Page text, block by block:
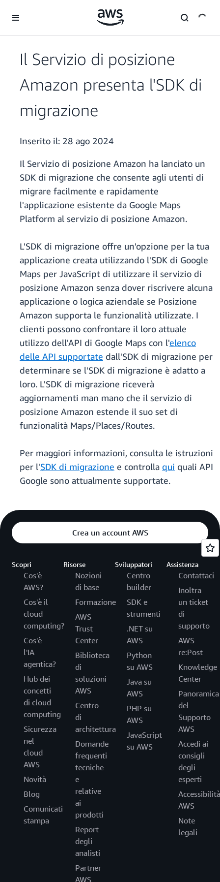
Il Servizio di posizione
Amazon presenta l'SDK di
migrazione
Inserito il: 28 ago 2024
Il Servizio di posizione Amazon ha lanciato un
SDK di migrazione che consente agli utenti di
migrare facilmente e rapidamente
l'applicazione esistente da Google Maps
Platform al servizio di posizione Amazon.
L'SDK di migrazione offre un'opzione per la tua
applicazione creata utilizzando l'SDK di Google
Maps per JavaScript di utilizzare il servizio di
posizione Amazon senza dover riscrivere alcuna
applicazione o logica aziendale se Posizione
Amazon supporta le funzionalità utilizzate. I
clienti possono confrontare il loro attuale
utilizzo dell'API di Google Maps con l'elenco
delle API supportate dall'SDK di migrazione per
determinare se l'SDK di migrazione è adatto a
loro. L'SDK di migrazione riceverà
aggiornamenti man mano che il servizio di
posizione Amazon estende il suo set di
funzionalità Maps/Places/Routes.
Per maggiori informazioni, consulta le istruzioni
per l'SDK di migrazione e controlla qui quali API
Google sono attualmente supportate.
Crea un account AWS
Scopri
Cos'è
AWS?
Cos'è il
cloud
computing?
Cos'è
l'IA
agentica?
Hub dei
concetti
di cloud
computing
Sicurezza
nel
cloud
AWS
Novità
Blog
Comunicati
stampa
Risorse
Nozioni
di base
Formazione
AWS
Trust
Center
Biblioteca
di
soluzioni
AWS
Centro
di
architettura
Domande
frequenti
tecniche
e
relative
ai
prodotti
Report
degli
analisti
Partner
AWS
Sviluppatori
Centro
builder
SDK e
strumenti
.NET su
AWS
Python
su AWS
Java su
AWS
PHP su
AWS
JavaScript
su AWS
Assistenza
Contattaci
Inoltra
un ticket
di
supporto
AWS
re:Post
Knowledge
Center
Panoramica
del
Supporto
AWS
Accedi ai
consigli
degli
esperti
Accessibilità
AWS
Note
legali